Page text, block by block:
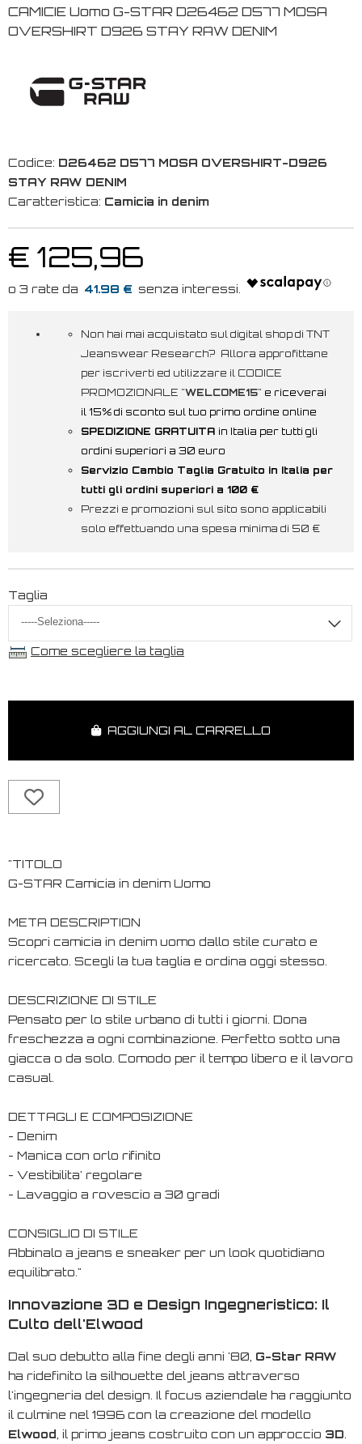
CAMICIE Uomo G-STAR D26462 D577 MOSA
OVERSHIRT D926 STAY RAW DENIM
Codice: D26462 D577 MOSA OVERSHIRT-D926
STAY RAW DENIM
Caratteristica: Camicia in denim
€ 125,96
41.98 €
Non hai mai acquistato sul digital shop di TNT
Jeanswear Research? Allora approfittane
per iscriverti ed utilizzare il CODICE
PROMOZIONALE "WELCOME15" e riceverai
il 15% di sconto sul tuo primo ordine online
SPEDIZIONE GRATUITA in Italia per tutti gli
ordini superiori a 30 euro
Servizio Cambio Taglia Gratuito in Italia per
tutti gli ordini superiori a 100 €
Prezzi e promozioni sul sito sono applicabili
solo effettuando una spesa minima di 50 €
Taglia
Come scegliere la taglia
AGGIUNGI AL CARRELLO
"TITOLO
G-STAR Camicia in denim Uomo
META DESCRIPTION
Scopri camicia in denim uomo dallo stile curato e
ricercato. Scegli la tua taglia e ordina oggi stesso.
DESCRIZIONE DI STILE
Pensato per lo stile urbano di tutti i giorni. Dona
freschezza a ogni combinazione. Perfetto sotto una
giacca o da solo. Comodo per il tempo libero e il lavoro
casual.
DETTAGLI E COMPOSIZIONE
- Denim
- Manica con orlo rifinito
- Vestibilita' regolare
- Lavaggio a rovescio a 30 gradi
CONSIGLIO DI STILE
Abbinalo a jeans e sneaker per un look quotidiano
equilibrato."
Innovazione 3D e Design Ingegneristico: Il
Culto dell'Elwood
Dal suo debutto alla fine degli anni '80, G-Star RAW
ha ridefinito la silhouette del jeans attraverso
l'ingegneria del design. Il focus aziendale ha raggiunto
il culmine nel 1996 con la creazione del modello
Elwood , il primo jeans costruito con un approccio 3D.